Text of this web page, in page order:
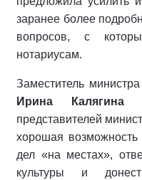
заранее более
вопросов, с
нотариусам.
Заместитель
Ирина Калягина
представителей
хорошая возможность
дел «на местах»,
культуры и